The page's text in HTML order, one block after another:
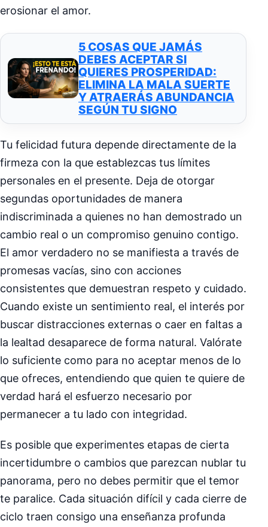
erosionar el amor.
5 COSAS QUE JAMÁS
DEBES ACEPTAR SI
QUIERES PROSPERIDAD:
ELIMINA LA MALA SUERTE
Y ATRAERÁS ABUNDANCIA
SEGÚN TU SIGNO
Tu felicidad futura depende directamente de la
firmeza con la que establezcas tus límites
personales en el presente. Deja de otorgar
segundas oportunidades de manera
indiscriminada a quienes no han demostrado un
cambio real o un compromiso genuino contigo.
El amor verdadero no se manifiesta a través de
promesas vacías, sino con acciones
consistentes que demuestran respeto y cuidado.
Cuando existe un sentimiento real, el interés por
buscar distracciones externas o caer en faltas a
la lealtad desaparece de forma natural. Valórate
lo suficiente como para no aceptar menos de lo
que ofreces, entendiendo que quien te quiere de
verdad hará el esfuerzo necesario por
permanecer a tu lado con integridad.
Es posible que experimentes etapas de cierta
incertidumbre o cambios que parezcan nublar tu
panorama, pero no debes permitir que el temor
te paralice. Cada situación difícil y cada cierre de
ciclo traen consigo una enseñanza profunda